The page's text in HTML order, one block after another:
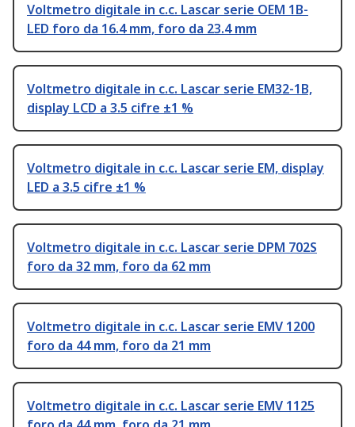
Voltmetro digitale in c.c. Lascar serie OEM 1B-
LED foro da 16.4 mm, foro da 23.4 mm
Voltmetro digitale in c.c. Lascar serie EM32-1B,
display LCD a 3.5 cifre ±1 %
Voltmetro digitale in c.c. Lascar serie EM, display
LED a 3.5 cifre ±1 %
Voltmetro digitale in c.c. Lascar serie DPM 702S
foro da 32 mm, foro da 62 mm
Voltmetro digitale in c.c. Lascar serie EMV 1200
foro da 44 mm, foro da 21 mm
Voltmetro digitale in c.c. Lascar serie EMV 1125